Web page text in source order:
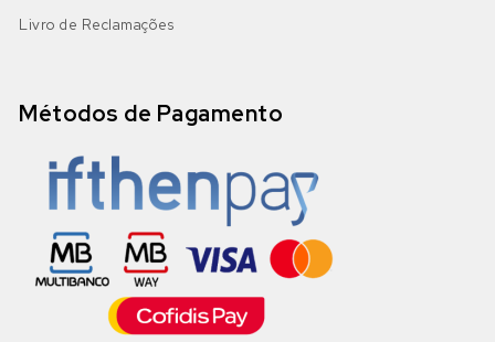
Livro de Reclamações
Métodos de Pagamento